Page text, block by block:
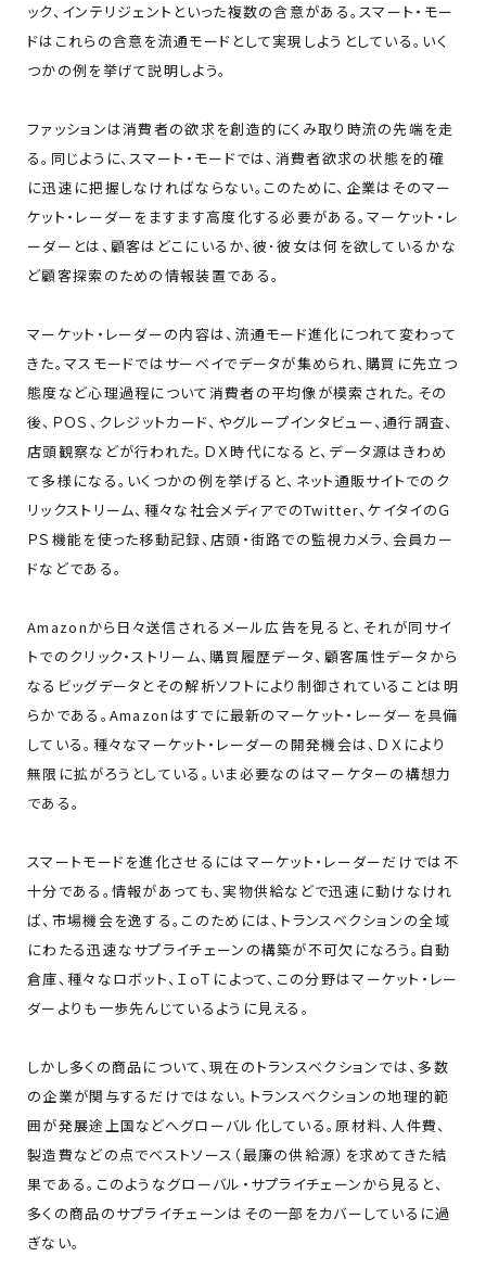
ック、インテリジェントといった複数の含意がある。スマート・モー
ドはこれらの含意を流通モードとして実現しようとしている。いく
つかの例を挙げて説明しよう。
ファッションは消費者の欲求を創造的にくみ取り時流の先端を走
る。同じように、スマート・モードでは、消費者欲求の状態を的確
に迅速に把握しなければならない。このために、企業はそのマー
ケット・レーダーをますます高度化する必要がある。マーケット・レ
ーダーとは、顧客はどこにいるか、彼･彼女は何を欲しているかな
ど顧客探索のための情報装置である。
マーケット・レーダーの内容は、流通モード進化につれて変わって
きた。マスモードではサーベイでデータが集められ、購買に先立つ
態度など心理過程について消費者の平均像が模索された。その
後、ＰＯＳ、クレジットカード、やグループインタビュー、通行調査、
店頭観察などが行われた。ＤＸ時代になると、データ源はきわめ
て多様になる。いくつかの例を挙げると、ネット通販サイトでのク
リックストリーム、種々な社会メディアでのTwitter、ケイタイのＧ
ＰＳ機能を使った移動記録、店頭・街路での監視カメラ、会員カー
ドなどである。
Amazonから日々送信されるメール広告を見ると、それが同サイ
トでのクリック・ストリーム、購買履歴データ、顧客属性データから
なるビッグデータとその解析ソフトにより制御されていることは明
らかである。Amazonはすでに最新のマーケット・レーダーを具備
している。種々なマーケット・レーダーの開発機会は、ＤＸにより
無限に拡がろうとしている。いま必要なのはマーケターの構想力
である。
スマートモードを進化させるにはマーケット・レーダーだけでは不
十分である。情報があっても、実物供給などで迅速に動けなけれ
ば、市場機会を逸する。このためには、トランスベクションの全域
にわたる迅速なサプライチェーンの構築が不可欠になろう。自動
倉庫、種々なロボット、ＩｏＴによって、この分野はマーケット・レー
ダーよりも一歩先んじているように見える。
しかし多くの商品について、現在のトランスベクションでは、多数
の企業が関与するだけではない。トランスベクションの地理的範
囲が発展途上国などへグローバル化している。原材料、人件費、
製造費などの点でベストソース（最廉の供給源）を求めてきた結
果である。このようなグローバル・サプライチェーンから見ると、
多くの商品のサプライチェーンはその一部をカバーしているに過
ぎない。